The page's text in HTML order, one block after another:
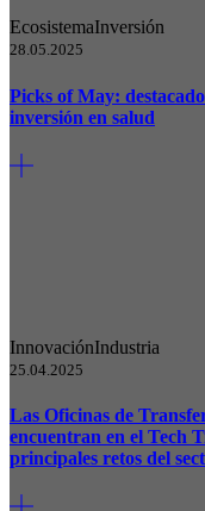
EcosistemaInversión
28.05.2025
Picks of May:
inversión en salud
InnovaciónIndustria
25.04.2025
Las Oficinas de
encuentran en el Tech
principales retos del